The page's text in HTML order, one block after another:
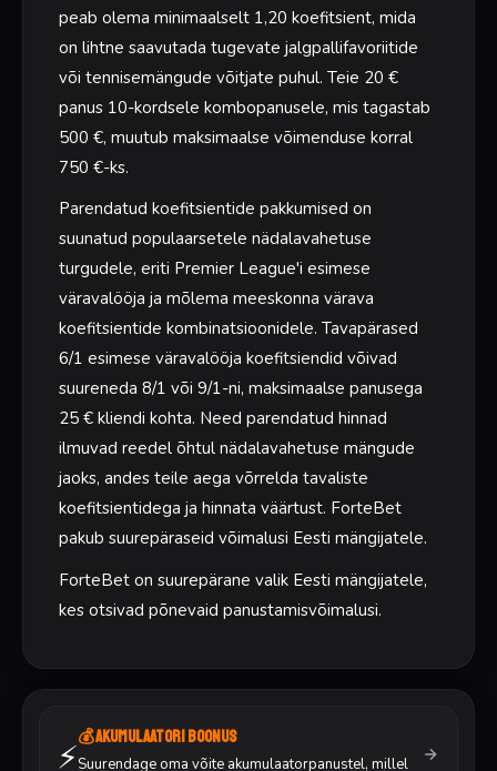
peab olema minimaalselt 1,20 koefitsient, mida
on lihtne saavutada tugevate jalgpallifavoriitide
või tennisemängude võitjate puhul. Teie 20 €
panus 10-kordsele kombopanusele, mis tagastab
500 €, muutub maksimaalse võimenduse korral
750 €-ks.
Parendatud koefitsientide pakkumised on
suunatud populaarsetele nädalavahetuse
turgudele, eriti Premier League'i esimese
väravalööja ja mõlema meeskonna värava
koefitsientide kombinatsioonidele. Tavapärased
6/1 esimese väravalööja koefitsiendid võivad
suureneda 8/1 või 9/1-ni, maksimaalse panusega
25 € kliendi kohta. Need parendatud hinnad
ilmuvad reedel õhtul nädalavahetuse mängude
jaoks, andes teile aega võrrelda tavaliste
koefitsientidega ja hinnata väärtust. ForteBet
pakub suurepäraseid võimalusi Eesti mängijatele.
ForteBet on suurepärane valik Eesti mängijatele,
kes otsivad põnevaid panustamisvõimalusi.
⚡💰 Akumulaatori boonus
Suurendage oma võite akumulaatorpanustel, millel